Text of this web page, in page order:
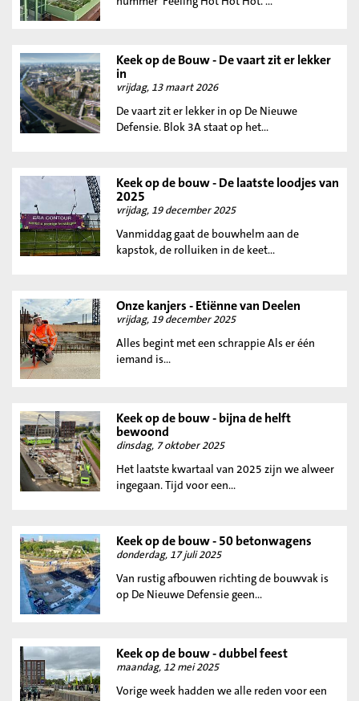
Keek op de Bouw - De vaart zit er lekker
in
vrijdag, 13 maart 2026
De vaart zit er lekker in op De Nieuwe
Defensie. Blok 3A staat op het...
Keek op de bouw - De laatste loodjes van
2025
vrijdag, 19 december 2025
Vanmiddag gaat de bouwhelm aan de
kapstok, de rolluiken in de keet...
Onze kanjers - Etiënne van Deelen
vrijdag, 19 december 2025
Alles begint met een schrappie Als er één
iemand is...
Keek op de bouw - bijna de helft
bewoond
dinsdag, 7 oktober 2025
Het laatste kwartaal van 2025 zijn we alweer
ingegaan. Tijd voor een...
Keek op de bouw - 50 betonwagens
donderdag, 17 juli 2025
Van rustig afbouwen richting de bouwvak is
op De Nieuwe Defensie geen...
Keek op de bouw - dubbel feest
maandag, 12 mei 2025
Vorige week hadden we alle reden voor een